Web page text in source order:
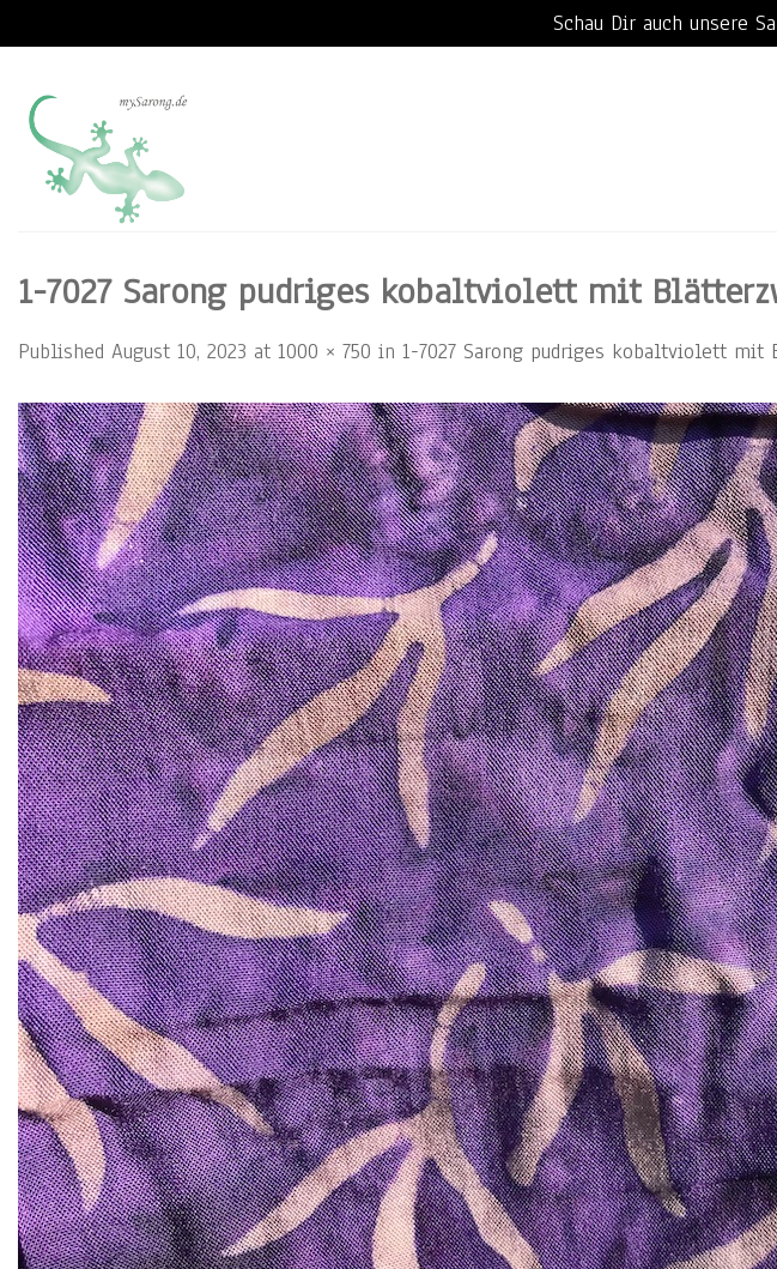
Schau Dir auch unsere
content
1-7027 Sarong pudriges kobaltviolett mit
Published August 10, 2023 at 1000 × 750 in 1-7027 Sarong pudriges kobaltviolett